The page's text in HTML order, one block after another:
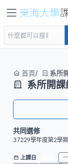
首頁 系所
系所開
共同選修
37229學年度第2學期
上課日 一